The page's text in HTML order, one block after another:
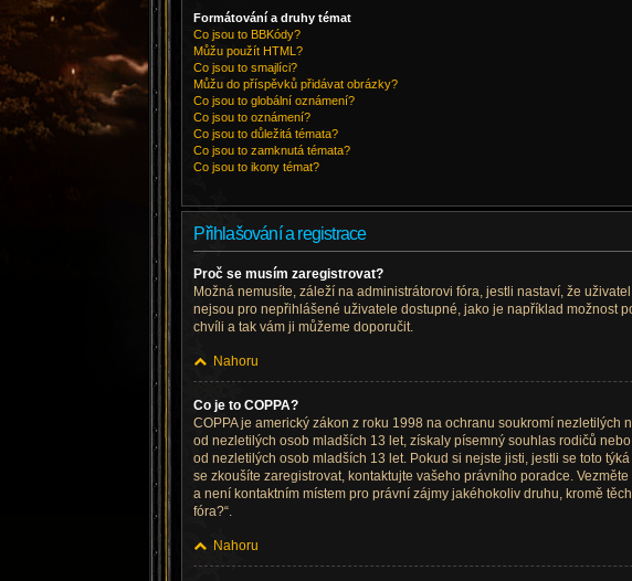
Formátování a druhy témat
Co jsou to BBKódy?
Můžu použít HTML?
Co jsou to smajlíci?
Můžu do příspěvků přidávat obrázky?
Co jsou to globální oznámení?
Co jsou to oznámení?
Co jsou to důležitá témata?
Co jsou to zamknutá témata?
Co jsou to ikony témat?
Přihlašování a registrace
Proč se musím zaregistrovat?
Možná nemusíte, záleží na administrátorovi fóra, jestli nastaví, že
nejsou pro nepřihlášené uživatele dostupné, jako je například možnost
chvíli a tak vám ji můžeme doporučit.
Nahoru
Co je to COPPA?
COPPA je americký zákon z roku 1998 na ochranu soukromí
od nezletilých osob mladších 13 let, získaly písemný souhlas rodičů
od nezletilých osob mladších 13 let. Pokud si nejste jisti, jestli se toto
se zkoušíte zaregistrovat, kontaktujte vašeho právního poradce.
a není kontaktním místem pro právní zájmy jakéhokoliv druhu, kromě
fóra?“.
Nahoru